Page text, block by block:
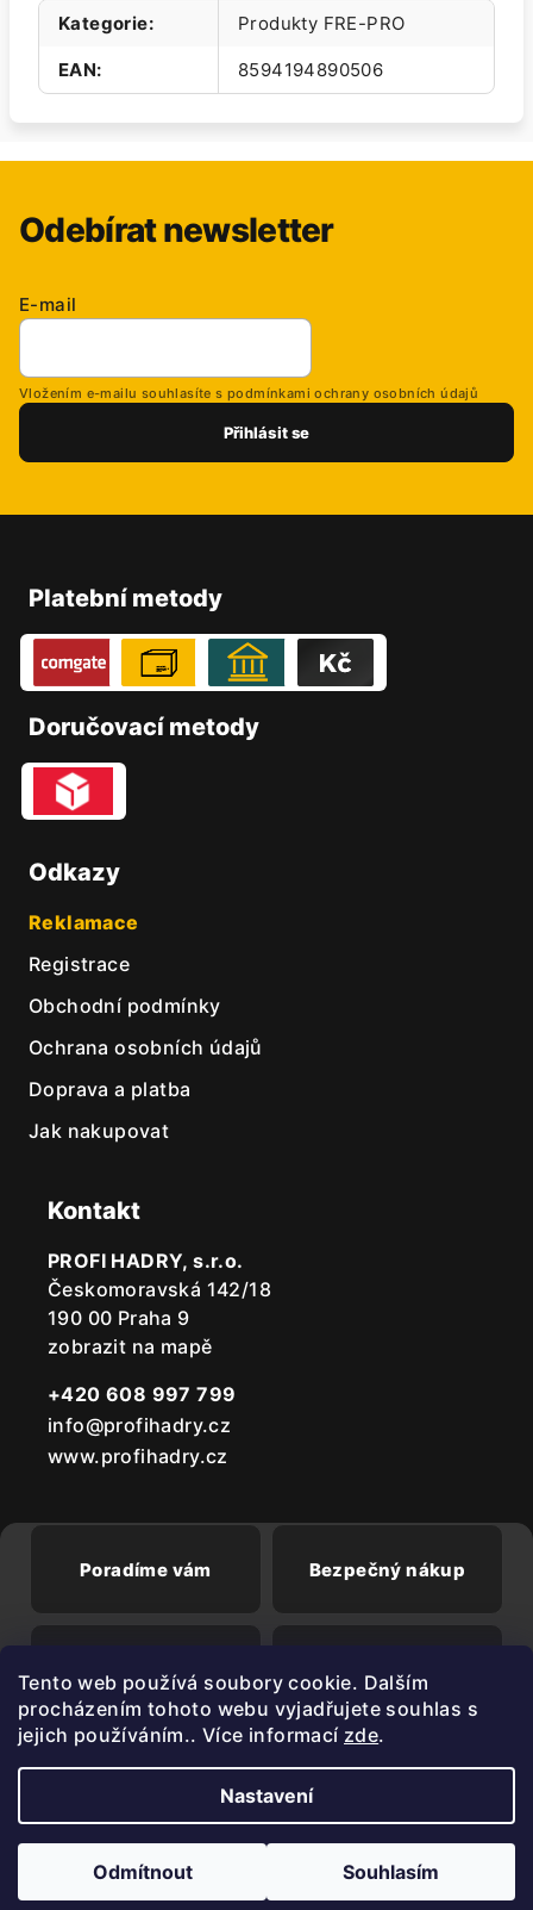
Tento web používá soubory cookie. Dalším
procházením tohoto webu vyjadřujete souhlas s
jejich používáním.. Více informací zde.
Nastavení
Odmítnout Souhlasím
Kategorie: Produkty FRE-PRO
EAN: 8594194890506
Odebírat newsletter
E-mail
Vložením e-mailu souhlasíte s podmínkami ochrany osobních údajů
Přihlásit se
Platební metody
Doručovací metody
Odkazy
Reklamace
Registrace
Obchodní podmínky
Ochrana osobních údajů
Doprava a platba
Jak nakupovat
Kontakt
PROFI HADRY, s.r.o.
Českomoravská 142/18
190 00 Praha 9
zobrazit na mapě
+420 608 997 799
info@profihadry.cz
www.profihadry.cz
Poradíme vám Bezpečný nákup
2500 Kč zdarma
3%